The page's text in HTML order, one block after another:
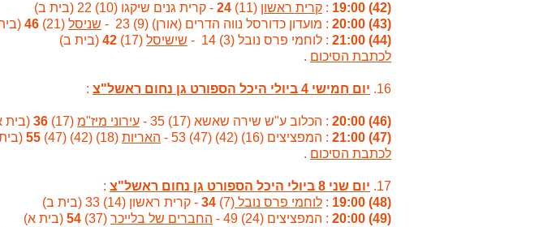
(42) 19:00
: קרית ראשון (11)
24 - קרית גנים שיקגו (10) 22 (בית ב)
(43) 20:00
: מועדון כדורסל נווה הדרים (אורן) (9) 23 - שניסל (21)
46
(44) 21:00
: לוחמי פרס נובל (3) 14 - שישיסל (17)
42 (בית ב)
לכתבת הסיכום .
16. יום חמישי 4 ביולי היכל הספורט גן נחום ראשל"צ :
(46) 20:00 : הכלוב ע"ש שירה שאשא (17) 35 - עירוני מיז"מ (17)
36 (בית
(47) 21:00
: המפציצים (16) (42) (47) 53 - האריות (18) (42) (47)
55
לכתבת הסיכום .
17. יום שני 8 ביולי היכל הספורט גן נחום ראשל"צ
:
(48) 19:00
: לוחמי פרס נובל (7)
34 - קרית ראשון (14) 33 (בית ב)
(49) 20:00
: המפציצים (24) 49 - החברים של בלייכר (37)
54 (בית א)